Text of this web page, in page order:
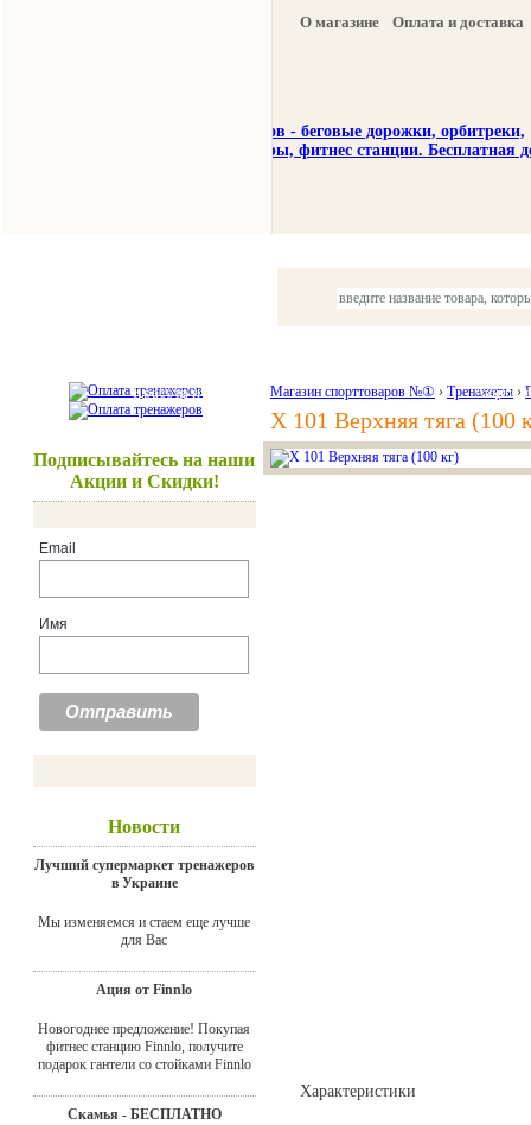
О магазине Оплата и доставка
Красота и здоровье Акции и
Подписывайтесь на наши
Акции и Скидки!
Email
Имя
Новости
Лучший супермаркет тренажеров
в Украине
Мы изменяемся и стаем еще лучше
для Вас
Ация от Finnlo
Новогоднее предложение! Покупая
фитнес станцию Finnlo, получите
подарок гантели со стойками Finnlo
Скамья - БЕСПЛАТНО
Магазин спорттоваров №① › Тренажеры ›
X 101 Верхняя тяга (100
Характеристики